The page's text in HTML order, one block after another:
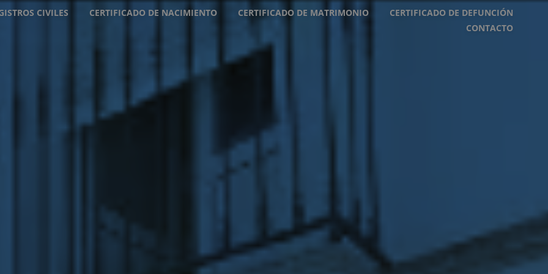
CIVILES CERTIFICADO DE NACIMIENTO CERTIFICADO DE MATRIMONIO
CERTIFICADO DE DEFUNCIÓN
CONTACTO